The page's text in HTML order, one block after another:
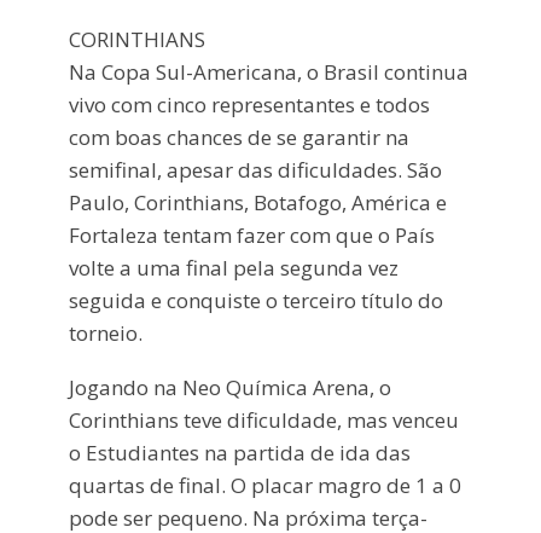
CORINTHIANS
Na Copa Sul-Americana, o Brasil continua
vivo com cinco representantes e todos
com boas chances de se garantir na
semifinal, apesar das dificuldades. São
Paulo, Corinthians, Botafogo, América e
Fortaleza tentam fazer com que o País
volte a uma final pela segunda vez
seguida e conquiste o terceiro título do
torneio.
Jogando na Neo Química Arena, o
Corinthians teve dificuldade, mas venceu
o Estudiantes na partida de ida das
quartas de final. O placar magro de 1 a 0
pode ser pequeno. Na próxima terça-